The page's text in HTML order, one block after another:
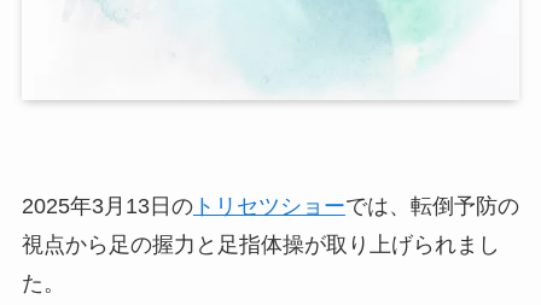
2025年3月13日のトリセツショーでは、転倒予防の
視点から足の握力と足指体操が取り上げられまし
た。